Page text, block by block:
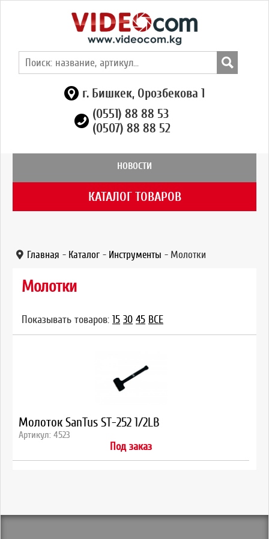
г. Бишкек, Орозбекова 1
(0551) 88 88 53
(0507) 88 88 52
НОВОСТИ
КАТАЛОГ ТОВАРОВ
Главная - Каталог - Инструменты - Молотки
Молотки
Показывать товаров: 15 30 45 ВСЕ
Молоток SanTus ST-252 1/2LB
Артикул: 4523
Под заказ